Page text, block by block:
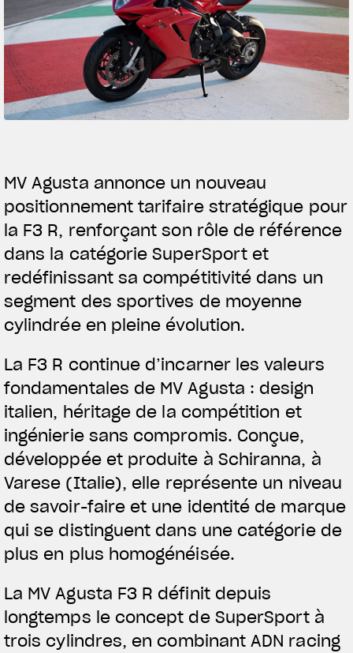
TITANIO COMING SOON
ABOUT
RUSH
SUPERVELOCE
Follow Us
INSTAGRAM
YOUTUBE
MV Agusta annonce un nouveau
positionnement tarifaire stratégique pour
la F3 R, renforçant son rôle de référence
dans la catégorie SuperSport et
redéfinissant sa compétitivité dans un
segment des sportives de moyenne
cylindrée en pleine évolution.
La F3 R continue d’incarner les valeurs
fondamentales de MV Agusta : design
italien, héritage de la compétition et
ingénierie sans compromis. Conçue,
développée et produite à Schiranna, à
Varese (Italie), elle représente un niveau
de savoir-faire et une identité de marque
qui se distinguent dans une catégorie de
plus en plus homogénéisée.
La MV Agusta F3 R définit depuis
longtemps le concept de SuperSport à
trois cylindres, en combinant ADN racing